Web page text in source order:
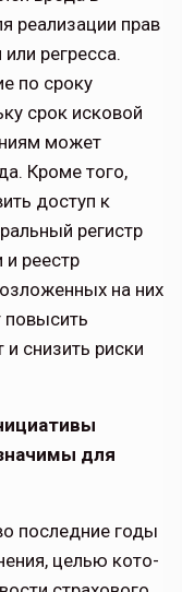
реализации прав
регресса.
по сроку
срок исковой
может
Кроме того,
доступ к
регистр
реестр
на них
повысить
снизить риски
для
последние годы
целью кото­